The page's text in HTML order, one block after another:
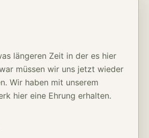
längeren Zeit in der es hier
müssen wir uns jetzt wieder
Wir haben mit unserem
hier eine Ehrung erhalten.